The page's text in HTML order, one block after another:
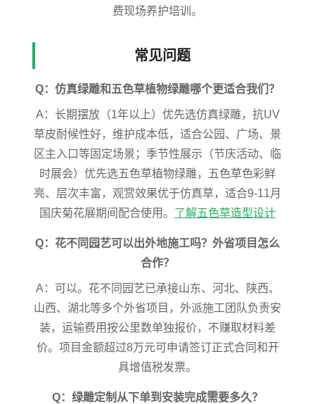
费现场养护培训。
常见问题
Q：仿真绿雕和五色草植物绿雕哪个更适合我们？
A：长期摆放（1年以上）优先选仿真绿雕，抗UV
草皮耐候性好，维护成本低，适合公园、广场、景
区主入口等固定场景；季节性展示（节庆活动、临
时展会）优先选五色草植物绿雕，五色草色彩鲜
亮、层次丰富，观赏效果优于仿真草，适合9-11月
国庆菊花展期间配合使用。 了解五色草造型设计
Q：花不同园艺可以出外地施工吗？外省项目怎么
合作？
A：可以。花不同园艺已承接山东、河北、陕西、
山西、湖北等多个外省项目，外派施工团队负责安
装，运输费用按公里数单独报价，不赚取材料差
价。项目金额超过8万元可申请签订正式合同和开
具增值税发票。
Q：绿雕定制从下单到安装完成需要多久？